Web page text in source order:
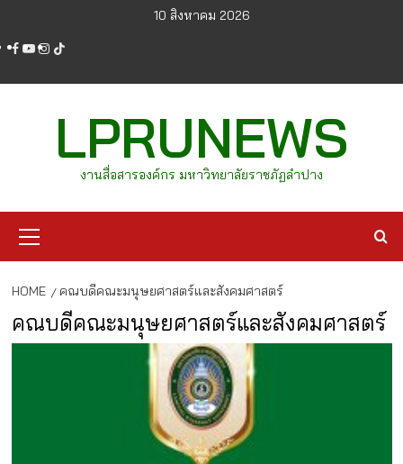
content
10 สิงหาคม 2026
facebook
youtube
instagram
tiktok
LPRUNEWS
งานสื่อสารองค์กร มหาวิทยาลัยราชภัฏลำปาง
Menu
HOME คณบดีคณะมนุษยศาสตร์และสังคมศาสตร์
คณบดีคณะมนุษยศาสตร์และสังคมศาสตร์